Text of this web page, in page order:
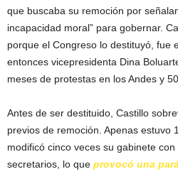
que buscaba su remoción por
incapacidad moral” para gobernar.
porque el Congreso lo destituyó, fue
entonces vicepresidenta Dina
meses de protestas en los Andes y
Antes de ser destituido, Castillo
previos de remoción. Apenas estuvo
modificó cinco veces su gabinete
secretarios, lo que provocó una